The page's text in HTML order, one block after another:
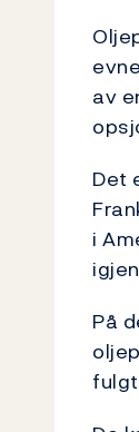
av
Det
i
På